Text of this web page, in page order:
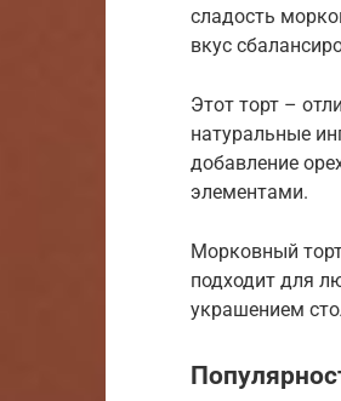
сладость
вкус
Этот торт –
натуральные
добавление
элементами.
Морковный
подходит для
украшением